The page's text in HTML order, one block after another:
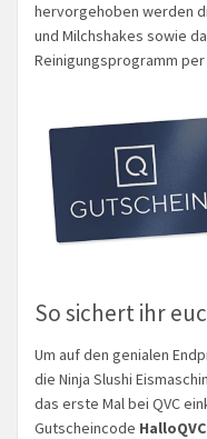
hervorgehoben werden
und Milchshakes sowie
Reinigungsprogramm
So sichert ihr
Um auf den genialen
die Ninja Slushi
das erste Mal bei QVC
Gutscheincode HalloQVC